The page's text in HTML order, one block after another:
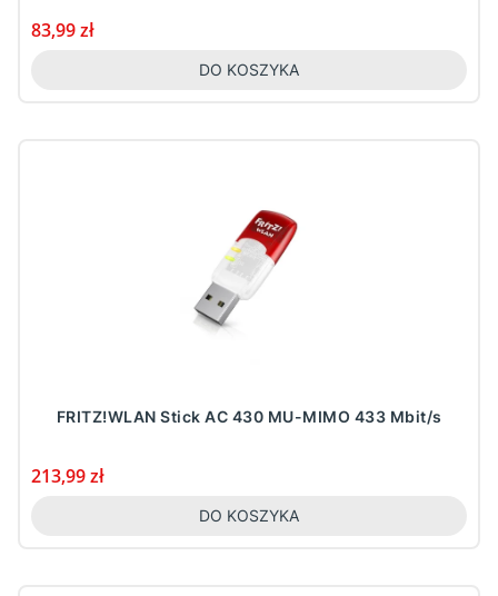
Cena
83,99 zł
DO KOSZYKA
FRITZ!WLAN Stick AC 430 MU-MIMO 433 Mbit/s
Cena
213,99 zł
DO KOSZYKA